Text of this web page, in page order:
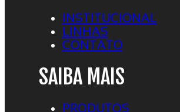
INSTITUCIONAL
LINHAS
CONTATO
SAIBA MAIS
PRODUTOS